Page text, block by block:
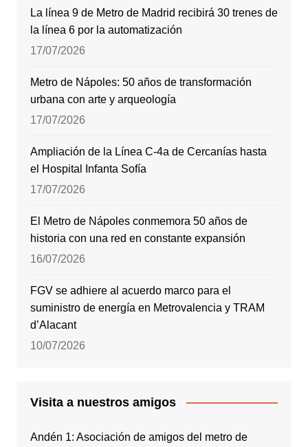
La línea 9 de Metro de Madrid recibirá 30 trenes de
la línea 6 por la automatización
17/07/2026
Metro de Nápoles: 50 años de transformación
urbana con arte y arqueología
17/07/2026
Ampliación de la Línea C-4a de Cercanías hasta
el Hospital Infanta Sofía
17/07/2026
El Metro de Nápoles conmemora 50 años de
historia con una red en constante expansión
16/07/2026
FGV se adhiere al acuerdo marco para el
suministro de energía en Metrovalencia y TRAM
d’Alacant
10/07/2026
Visita a nuestros amigos
Andén 1: Asociación de amigos del metro de